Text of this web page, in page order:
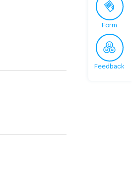
Form
Feedback